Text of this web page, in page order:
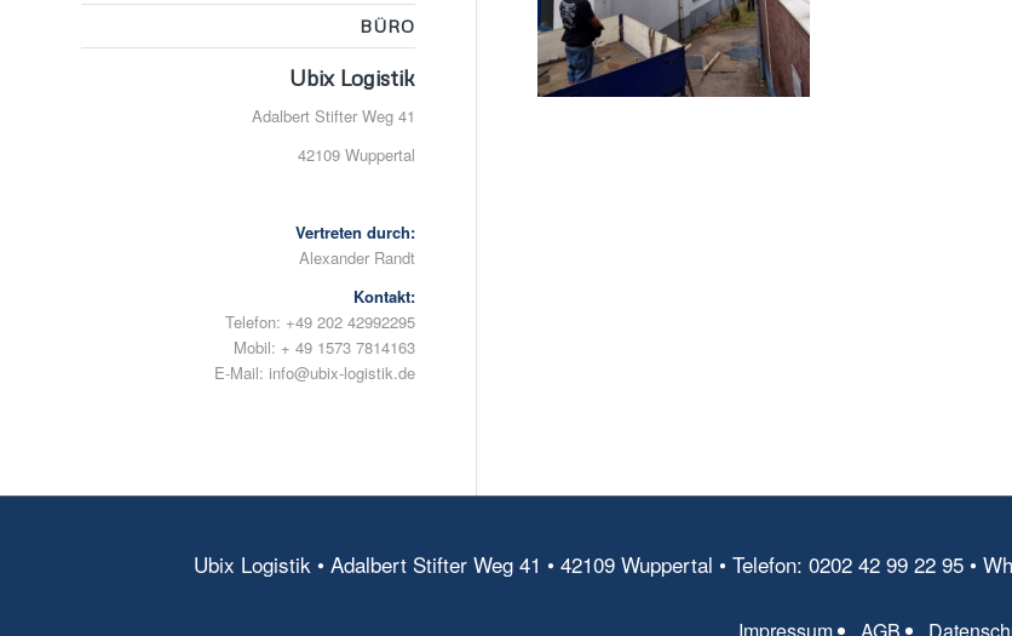
BÜRO
Ubix Logistik
Adalbert Stifter Weg 41
42109 Wuppertal
Vertreten durch:
Alexander Randt
Kontakt:
Telefon: +49 202 42992295
Mobil: + 49 1573 7814163
E-Mail: info@ubix-logistik.de
Ubix Logistik • Adalbert Stifter Weg 41 • 42109 Wuppertal • Telefon: 0202 42 99 22 95 •